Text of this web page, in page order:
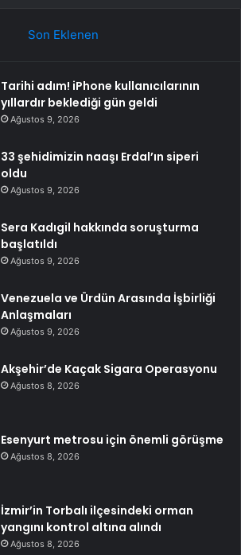
Son Eklenen
Tarihi adım! iPhone kullanıcılarının
yıllardır beklediği gün geldi
Ağustos 9, 2026
33 şehidimizin naaşı Erdal’ın siperi
oldu
Ağustos 9, 2026
Sera Kadıgil hakkında soruşturma
başlatıldı
Ağustos 9, 2026
Venezuela ve Ürdün Arasında İşbirliği
Anlaşmaları
Ağustos 9, 2026
Akşehir’de Kaçak Sigara Operasyonu
Ağustos 8, 2026
Esenyurt metrosu için önemli görüşme
Ağustos 8, 2026
İzmir’in Torbalı ilçesindeki orman
yangını kontrol altına alındı
Ağustos 8, 2026